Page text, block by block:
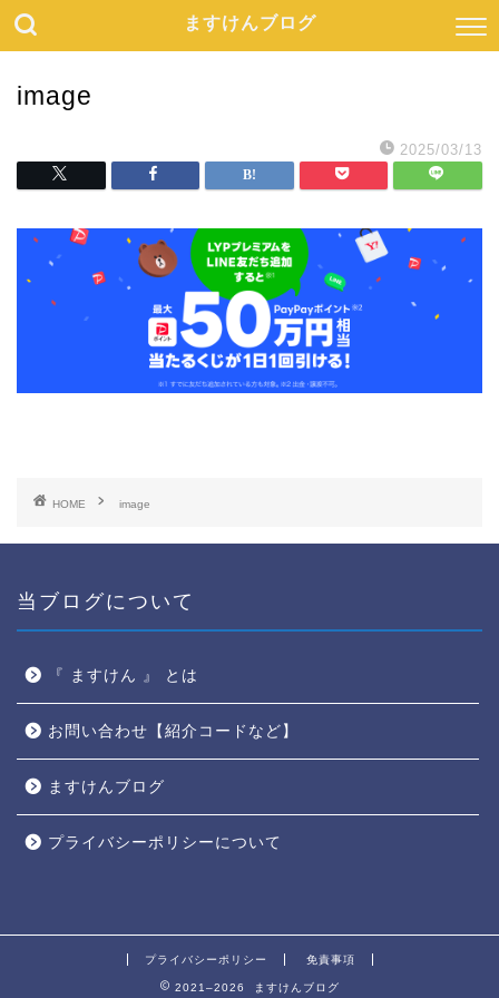
ますけんブログ
image
2025/03/13
HOME image
当ブログについて
『 ますけん 』 とは
お問い合わせ【紹介コードなど】
ますけんブログ
プライバシーポリシーについて
プライバシーポリシー 免責事項
2021–2026 ますけんブログ